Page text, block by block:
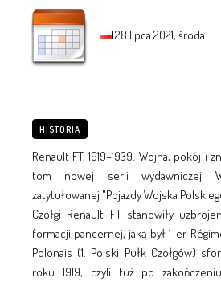
28 lipca 2021, środa
HISTORIA
Renault FT. 1919–1939. Wojna, pokój i
tom nowej serii wydawniczej
zatytułowanej "Pojazdy Wojska
Czołgi Renault FT stanowiły
formacji pancernej, jaką był 1-er
Polonais (1. Polski Pułk Czołgów)
roku 1919, czyli tuż po